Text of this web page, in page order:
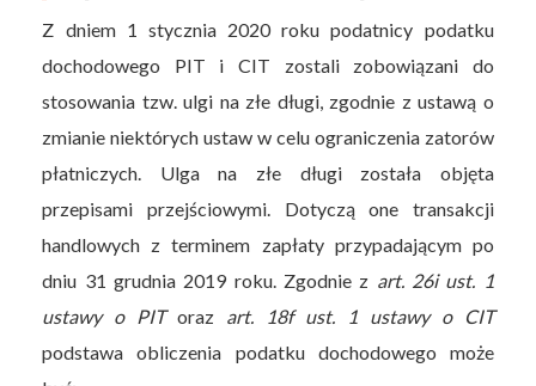
Z dniem 1 stycznia 2020 roku podatnicy podatku
dochodowego PIT i CIT zostali zobowiązani do
stosowania tzw. ulgi na złe długi, zgodnie z ustawą o
zmianie niektórych ustaw w celu ograniczenia zatorów
płatniczych. Ulga na złe długi została objęta
przepisami przejściowymi. Dotyczą one transakcji
handlowych z terminem zapłaty przypadającym po
dniu 31 grudnia 2019 roku. Zgodnie z art. 26i ust. 1
ustawy o PIToraz art. 18f ust. 1 ustawy o CIT
podstawa obliczenia podatku dochodowego może